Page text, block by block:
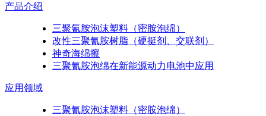
产品介绍
三聚氰胺泡沫塑料（密胺泡绵）
改性三聚氰胺树脂（硬挺剂、交联剂）
神奇海绵擦
三聚氰胺泡绵在新能源动力电池中应用
应用领域
三聚氰胺泡沫塑料（密胺泡绵）